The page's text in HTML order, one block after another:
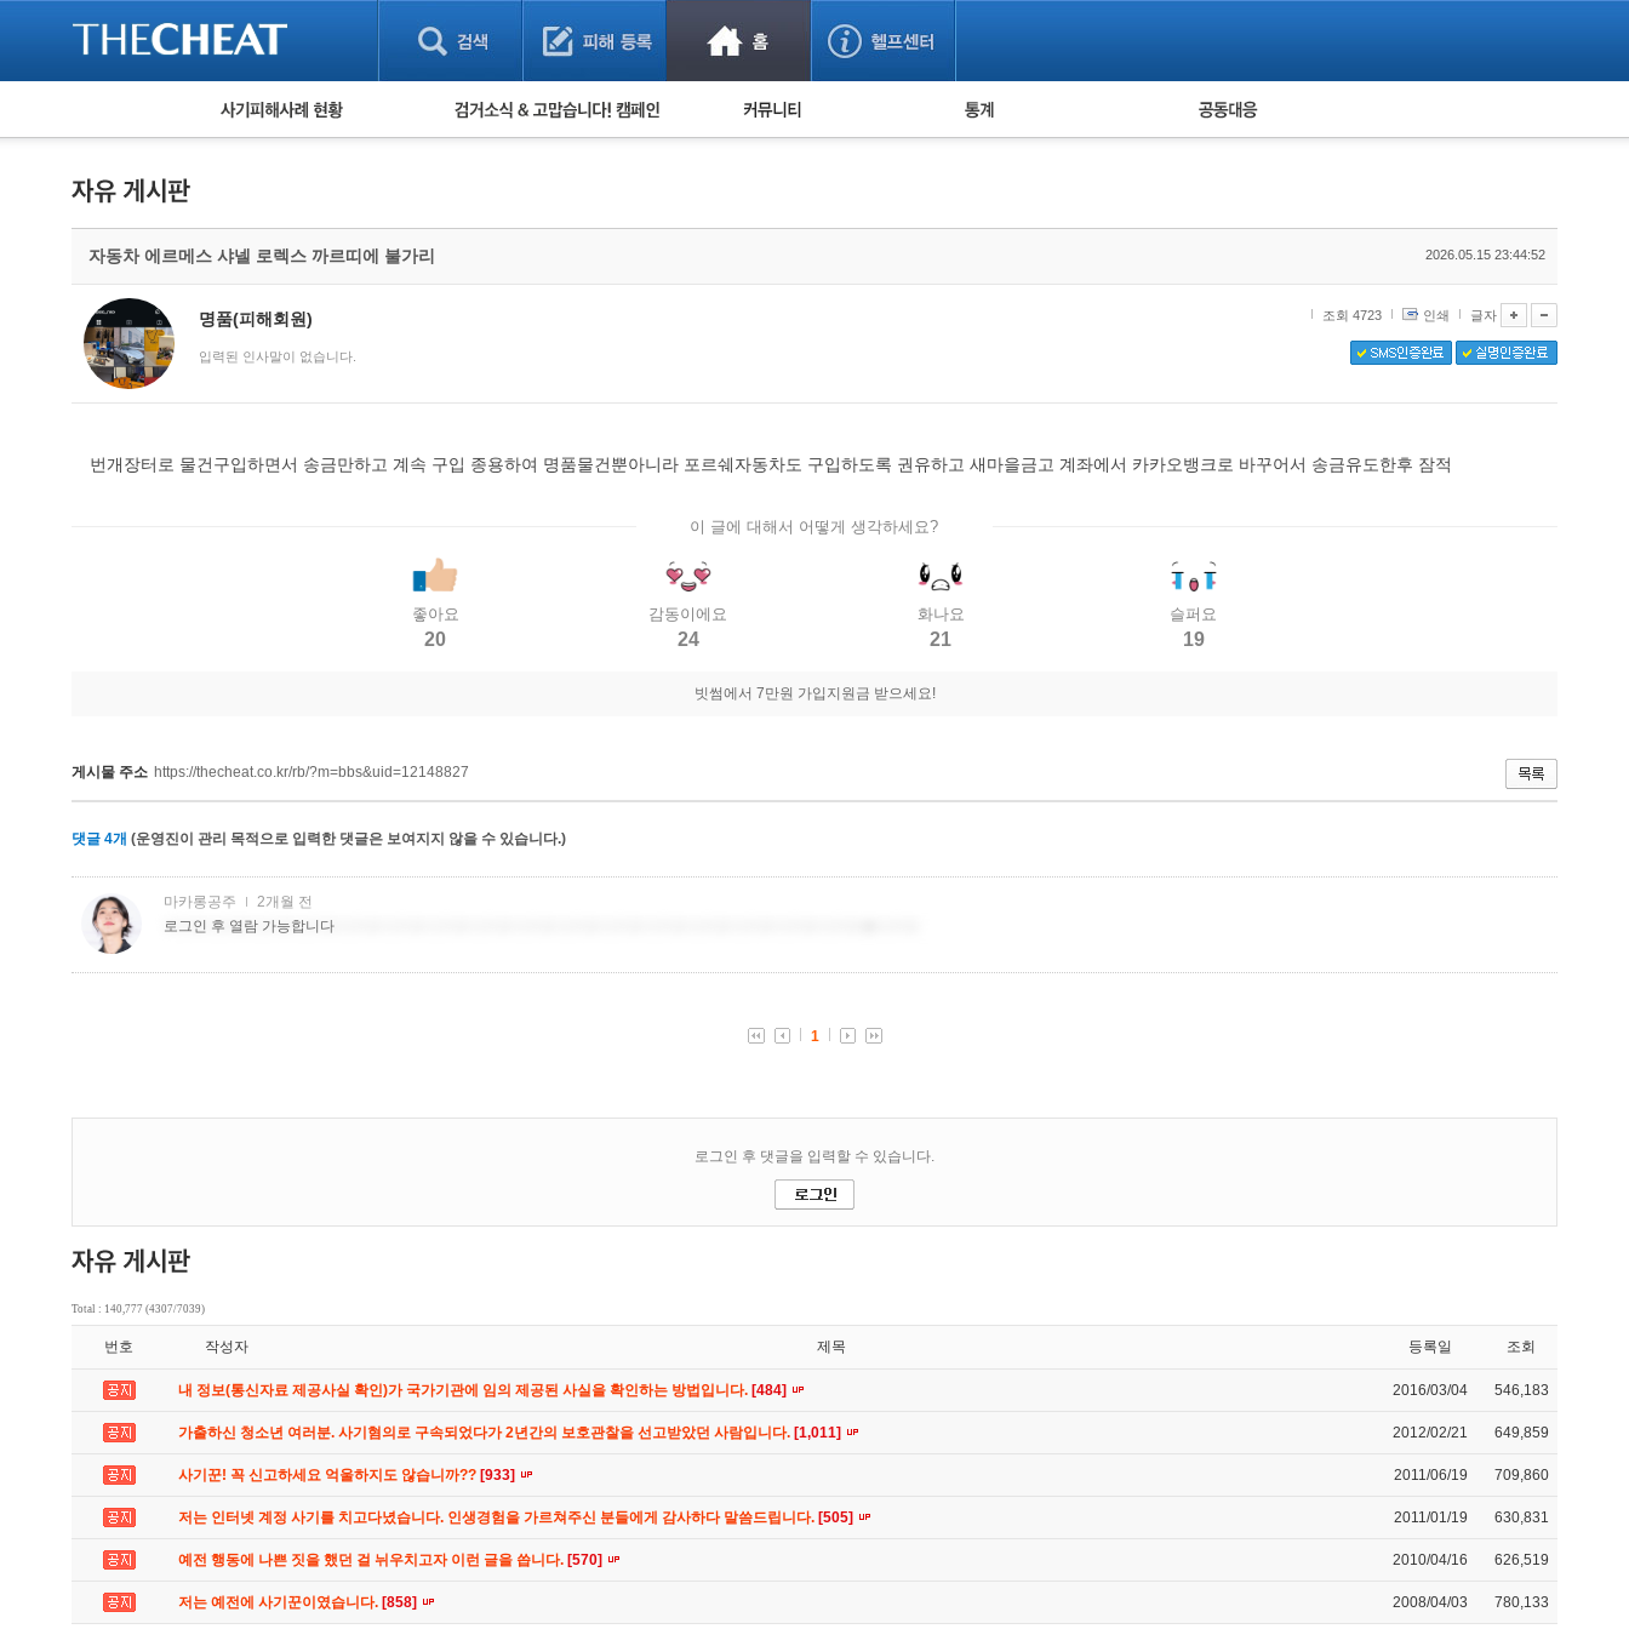
피해사례 현황
보이스피싱 피해사례
유해사이트 목록
비공개 피해사례
워킹홀리데이 피해사례
검거 소식 사기 예방했어요! 누적 피해사례 통계 피해자 공동대응
자동차 에르메스 샤넬 로렉스 까르띠에 불가리 2026.05.15 23:44:52
명품(피해회원)
입력된 인사말이 없습니다.
조회 4723 인쇄 글자
번개장터로 물건구입하면서 송금만하고 계속 구입 종용하여 명품물건뿐아니라 포르쉐자동차도 구입하도록 권유하고 새마을금고 계좌에서 카카오뱅크로 바꾸어서 송금유도한후 잠적
이 글에 대해서 어떻게 생각하세요?
좋아요
20
감동이에요
24
화나요
21
슬퍼요
19
빗썸에서 7만원 가입지원금 받으세요!
게시물 주소 https://thecheat.co.kr/rb/?m=bbs&uid=12148827
댓글 4개 (운영진이 관리 목적으로 입력한 댓글은 보여지지 않을 수 있습니다.)
Total : 140,777 (4307/7039)
번호 작성자 제목 등록일 조회
내 정보(통신자료 제공사실 확인)가 국가기관에 임의 제공된 사실을 확인하는 방법입니다. [484] 2016/03/04 546,183
가출하신 청소년 여러분. 사기혐의로 구속되었다가 2년간의 보호관찰을 선고받았던 사람입니다. [1,011] 2012/02/21 649,859
사기꾼! 꼭 신고하세요 억울하지도 않습니까?? [933] 2011/06/19 709,860
저는 인터넷 계정 사기를 치고다녔습니다. 인생경험을 가르쳐주신 분들에게 감사하다 말씀드립니다. [505] 2011/01/19 630,831
예전 행동에 나쁜 짓을 했던 걸 뉘우치고자 이런 글을 씁니다. [570] 2010/04/16 626,519
저는 예전에 사기꾼이였습니다. [858] 2008/04/03 780,133